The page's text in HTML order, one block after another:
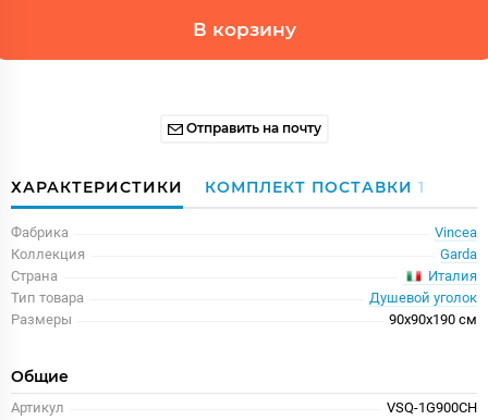
В корзину
Отправить на почту
ХАРАКТЕРИСТИКИ КОМПЛЕКТ ПОСТАВКИ 1
Фабрика
Vincea
Коллекция
Garda
Страна
Италия
Тип товара
Душевой уголок
Размеры
90x90x190 см
Общие
Артикул
VSQ-1G900CH